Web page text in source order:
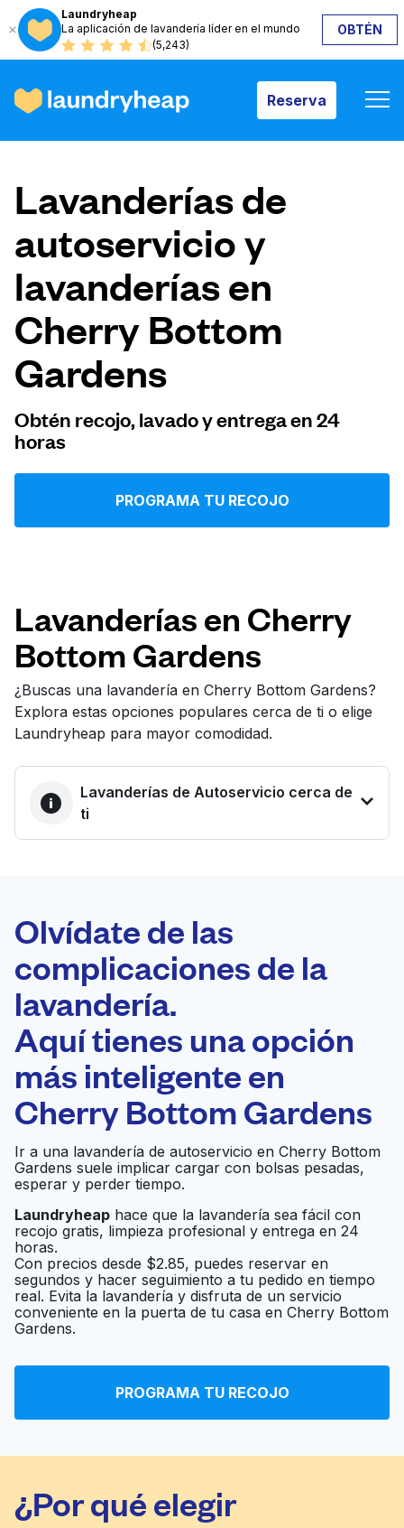
Laundryheap
La aplicación de lavandería líder en el mundo
(5,243)
OBTÉN
Reserva
Reserva
Cómo funciona
Precios y servicios
Quiénes somos
Para las empresas
Iniciar sesión
United States ES
Lavanderías de
autoservicio y
lavanderías en
Cherry Bottom
Gardens
Obtén recojo, lavado y entrega en 24
horas
PROGRAMA TU RECOJO
Lavanderías en Cherry
Bottom Gardens
¿Buscas una lavandería en Cherry Bottom Gardens?
Explora estas opciones populares cerca de ti o elige
Laundryheap para mayor comodidad.
Lavanderías de Autoservicio cerca de
ti
Laundryheap.com
Programa tu recogida
0 min
Recojo y entrega
casa
Abierto 24/7
Star Dry Cleaners Ir al sitio web
Tide Cleaners Ir al sitio web
Cardinal Coin Laundry Ir al sitio web
Olvídate de las
complicaciones de la
lavandería.
Aquí tienes una opción
más inteligente en
Cherry Bottom Gardens
Ir a una lavandería de autoservicio en Cherry Bottom
Gardens suele implicar cargar con bolsas pesadas,
esperar y perder tiempo.
Laundryheap hace que la lavandería sea fácil con
recojo gratis, limpieza profesional y entrega en 24
horas.
Con precios desde $2.85, puedes reservar en
segundos y hacer seguimiento a tu pedido en tiempo
real. Evita la lavandería y disfruta de un servicio
conveniente en la puerta de tu casa en Cherry Bottom
Gardens.
PROGRAMA TU RECOJO
¿Por qué elegir